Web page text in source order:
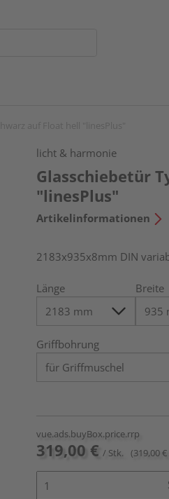
licht & harmonie
Glasschiebetür
"linesPlus"
Artikelinformationen
2183x935x8mm DIN
Länge Breite
Griffbohrung
vue.ads.buyBox.price.rrp
319,00 € / Stk. (319,00